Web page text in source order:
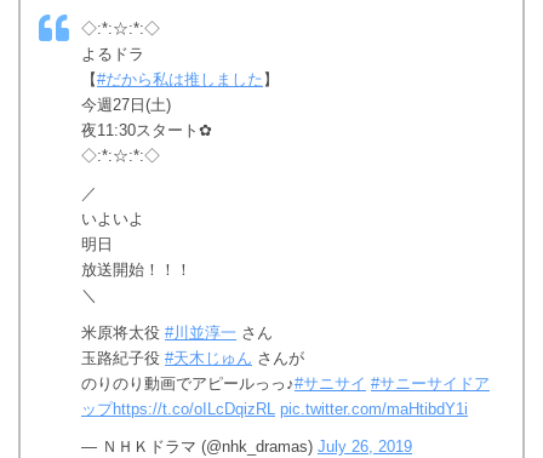
◇:*:☆:*:◇
よるドラ
【#だから私は推しました 】
今週27日(土)
夜11:30スタート✿
◇:*:☆:*:◇
／
いよいよ
明日
放送開始！！！
＼
米原将太役 #川並淳一 さん
玉路紀子役 #天木じゅん さんが
のりのり動画でアピールっっ♪#サニサイ #サニーサイドア
ップhttps://t.co/oILcDqizRL pic.twitter.com/maHtibdY1i
— ＮＨＫドラマ (@nhk_dramas) July 26, 2019